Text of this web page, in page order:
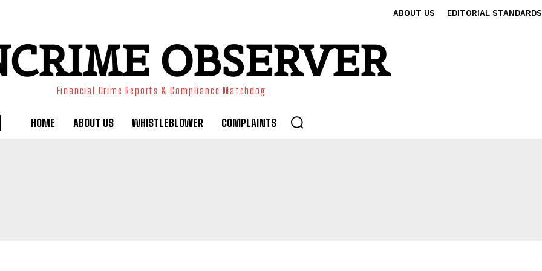
ABOUT US EDITORIAL STANDARDS
OBSERVER
Financial Crime Reports & Compliance Watchdog
HOME ABOUT US WHISTLEBLOWER COMPLAINTS